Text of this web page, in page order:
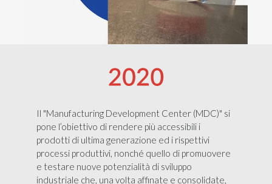
Il "Manufacturing Development Center (MDC)" si
pone l’obiettivo di rendere più accessibili i
prodotti di ultima generazione ed i rispettivi
processi produttivi, nonché quello di promuovere
e testare nuove potenzialità di sviluppo
industriale che, una volta affinate e consolidate,